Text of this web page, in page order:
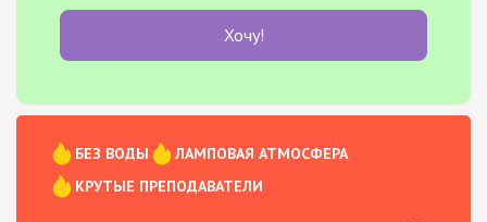
Хочу!
БЕЗ ВОДЫ
ЛАМПОВАЯ АТМОСФЕРА
КРУТЫЕ ПРЕПОДАВАТЕЛИ